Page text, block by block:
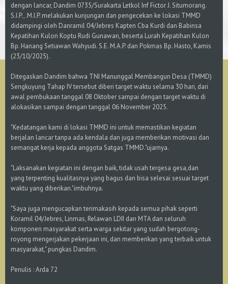
dengan lancar, Dandim 0735/Surakarta Letkol Inf Fictor J. Situmorang.
S.I.P.,.M.I.P. melakukan kunjungan dan pengecekan ke lokasi TMMD
didampingi oleh Danramil 04/Jebres Kapten Cba Kurdi dan Babinsa
Kepatihan Kulon Koptu Rudi Gunawan, beserta Lurah Kepatihan Kulon
Bp. Hanang Setiawan Wahyudi. S.E. M.A.P. dan Pokmas Bp. Hasto, Kamis
(23/10/2025).
Ditegaskan Dandim bahwa TNI Manunggal Membangun Desa (TMMD)
Sengkuyung Tahap IV tersebut diberi target waktu selama 30 hari, dari
awal pembukaan tanggal 08 Oktober sampai dengan target waktu di
alokasikan sampai dengan tanggal 06 November 2025.
"Kedatangan kami di lokasi TMMD ini untuk memastikan kegiatan
berjalan lancar tanpa ada kendala dan juga memberikan motivasi dan
semangat kerja kepada anggota Satgas TMMD."ujarnya.
"Laksanakan kegiatan ini dengan baik, tidak usah tergesa gesa,dan
yang terpenting kualitasnya yang bagus dan bisa selesai sesuai target
waktu yang diberikan."imbuhnya.
"Saya juga mengucapkan terimakasih kepada semua pihak seperti
Koramil 04/Jebres, Linmas, Relawan LDII dan MTA dan seluruh
komponen masyarakat serta warga sekitar yang sudah bergotong-
royong mengerjakan pekerjaan ini, dan memberikan yang terbaik untuk
masyarakat," pungkas Dandim.
Penulis : Arda 72